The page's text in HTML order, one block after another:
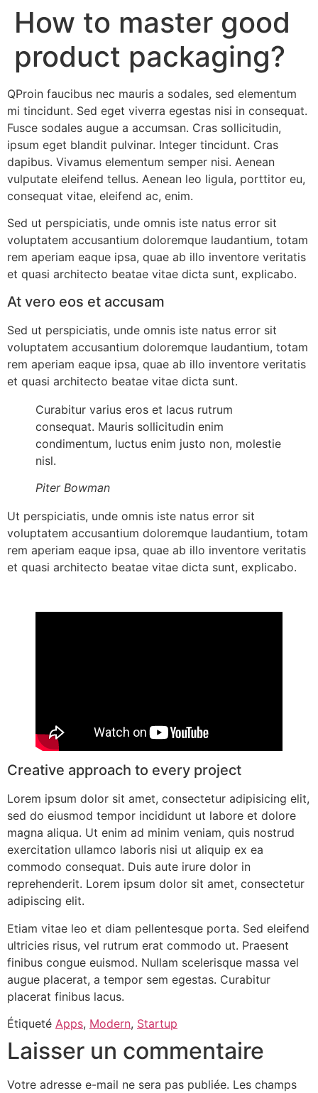
How to master good
product packaging?
QProin faucibus nec mauris a sodales, sed elementum
mi tincidunt. Sed eget viverra egestas nisi in consequat.
Fusce sodales augue a accumsan. Cras sollicitudin,
ipsum eget blandit pulvinar. Integer tincidunt. Cras
dapibus. Vivamus elementum semper nisi. Aenean
vulputate eleifend tellus. Aenean leo ligula, porttitor eu,
consequat vitae, eleifend ac, enim.
Sed ut perspiciatis, unde omnis iste natus error sit
voluptatem accusantium doloremque laudantium, totam
rem aperiam eaque ipsa, quae ab illo inventore veritatis
et quasi architecto beatae vitae dicta sunt, explicabo.
At vero eos et accusam
Sed ut perspiciatis, unde omnis iste natus error sit
voluptatem accusantium doloremque laudantium, totam
rem aperiam eaque ipsa, quae ab illo inventore veritatis
et quasi architecto beatae vitae dicta sunt.
Curabitur varius eros et lacus rutrum
consequat. Mauris sollicitudin enim
condimentum, luctus enim justo non, molestie
nisl.
Piter Bowman
Ut perspiciatis, unde omnis iste natus error sit
voluptatem accusantium doloremque laudantium, totam
rem aperiam eaque ipsa, quae ab illo inventore veritatis
et quasi architecto beatae vitae dicta sunt, explicabo.
Creative approach to every project
Lorem ipsum dolor sit amet, consectetur adipisicing elit,
sed do eiusmod tempor incididunt ut labore et dolore
magna aliqua. Ut enim ad minim veniam, quis nostrud
exercitation ullamco laboris nisi ut aliquip ex ea
commodo consequat. Duis aute irure dolor in
reprehenderit. Lorem ipsum dolor sit amet, consectetur
adipiscing elit.
Etiam vitae leo et diam pellentesque porta. Sed eleifend
ultricies risus, vel rutrum erat commodo ut. Praesent
finibus congue euismod. Nullam scelerisque massa vel
augue placerat, a tempor sem egestas. Curabitur
placerat finibus lacus.
Étiqueté Apps, Modern, Startup
Laisser un commentaire
Votre adresse e-mail ne sera pas publiée. Les champs